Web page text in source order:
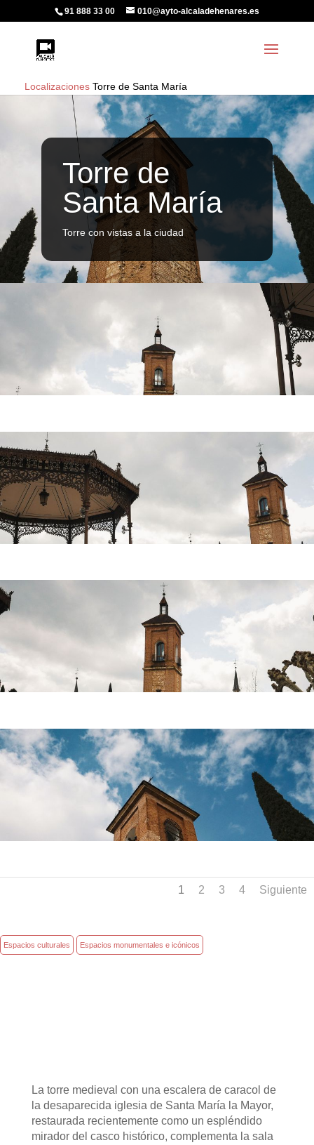
91 888 33 00 010@ayto-alcaladehenares.es
Localizaciones Torre de Santa María
Torre de
Santa María
Torre con vistas a la ciudad
1 2 3 4 Siguiente
Espacios culturales Espacios monumentales e icónicos
La torre medieval con una escalera de caracol de
la desaparecida iglesia de Santa María la Mayor,
restaurada recientemente como un espléndido
mirador del casco histórico, complementa la sala